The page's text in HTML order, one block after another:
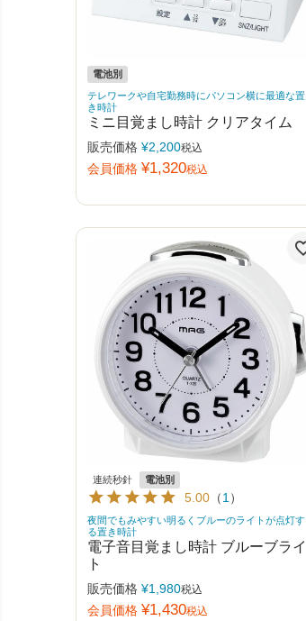
電池別
テレワークや自宅勤務時にパソコン横に最適な置
き時計
ミニ目覚まし時計 クリアタイム
販売価格 ¥2,200税込
会員価格 ¥1,320税込
連続秒針 電池別
5.00 （1）
夜間でもみやすい明るくブルーのライトが点灯す
る置き時計
電子音目覚まし時計 ブルーブライ
ト
販売価格 ¥1,980税込
会員価格 ¥1,430税込